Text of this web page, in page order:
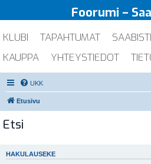
Foorumi –
KLUBI TAPAHTUMAT SAABISTI
KAUPPA
YHTEYSTIEDOT
UKK
Etusivu
Etsi
HAKULAUSEKE